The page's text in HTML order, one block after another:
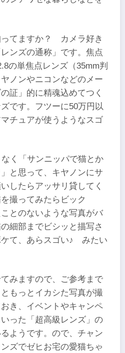
てますか？ カメラ好き
ンズの通称」です。焦点
の単焦点レンズ（35mm判
ノンやニコンなどのメー
証」的に精魂込めてつく
です。フツーに50万円以
チュアが使うようなスゴ
く「サンニッパで猫とか
と思って、キヤノンにサ
したらアッサリ貸してく
撮ってみたらビック
とのないような写真がバ
細部までビシッと描写さ
て、あらスゴい♪ みたい
みますので、ご参考まで
もっとイカシた写真が撮
き、イベントやキャンペ
った「超高級レンズ」の
ようです。ので、チャン
ズでゼヒお宅の愛猫ちゃ